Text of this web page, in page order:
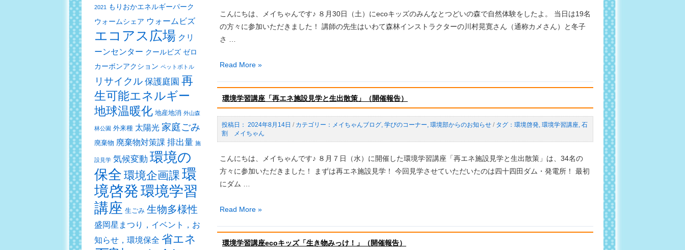
2021 もりおかエネルギーパーク
ウォームシェア ウォームビズ
エコアス広場 クリ
ーンセンター クールビズ ゼロ
カーボンアクション ペットボトル
リサイクル 保護庭園 再
生可能エネルギー
地球温暖化 地産地消 外山森
林公園 外来種 太陽光 家庭ごみ
廃棄物 廃棄物対策課 排出量 施
設見学 気候変動 環境の
保全 環境企画課 環
境啓発環境学習
講座 生ごみ 生物多様性
盛岡星まつり，イベント，お
知らせ，環境保全 省エネ
式
（開
催
告）
こんにちは、メイちゃんです♪ ８月30日（土）にecoキッズのみんなとつどいの森で自然体験をしたよ。 当日は19名
の方々に参加いただきました！ 講師の先生はいわて森林インストラクターの川村晃寛さん（通称カメさん）と冬子
さ …
環
学
習
講
座
「eco
ッ
い
の
Read More »
環境学習講座「再エネ施設見学と生出散策」（開催報告）
2024年8月14日 / メイちゃんブログ, 学びのコーナー, 環境部からのお知らせ / 環境啓発, 環境学習講座, 石
割 メイちゃん
こんにちは、メイちゃんです♪ ８月７日（水）に開催した環境学習講座「再エネ施設見学と生出散策」は、34名の
方々に参加いただきました！ まずは再エネ施設見学！ 今回見学させていただいたのは四十四田ダム・発電所！ 最初
にダム …
環
学
習
Read More »
環境学習講座ecoキッズ「生き物みっけ！」（開催報告）